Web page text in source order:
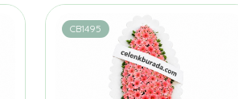
CB1495